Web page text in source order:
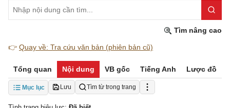
Tìm nâng cao
👉 Quay về: Tra cứu văn bản (phiên bản cũ)
Tổng quan Nội dung VB gốc Tiếng Anh Lược đồ
Mục lục Lưu Tìm từ trong trang